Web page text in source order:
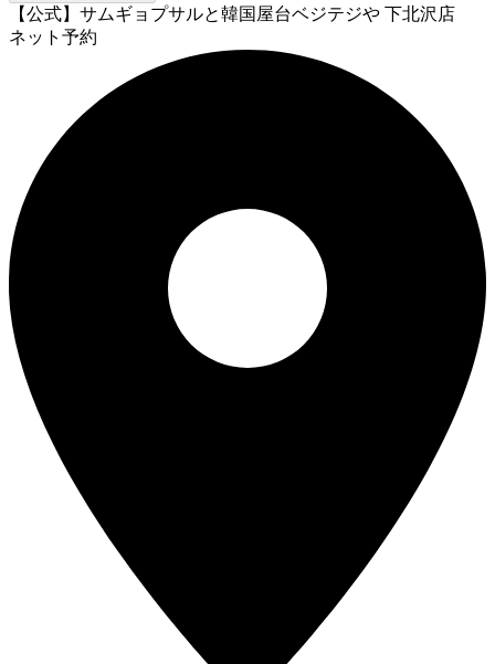
【公式】サムギョプサルと韓国屋台ベジテジや 下北沢店
ネット予約